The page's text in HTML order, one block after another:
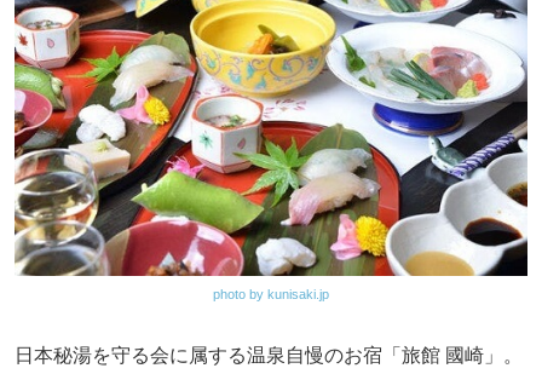
photo by kunisaki.jp
日本秘湯を守る会に属する温泉自慢のお宿「旅館 國崎」。